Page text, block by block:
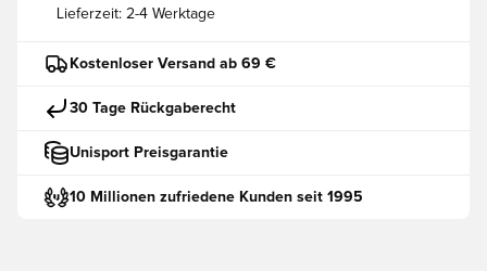
Lieferzeit: 2-4 Werktage
Kostenloser Versand ab 69 €
30 Tage Rückgaberecht
Unisport Preisgarantie
10 Millionen zufriedene Kunden seit 1995